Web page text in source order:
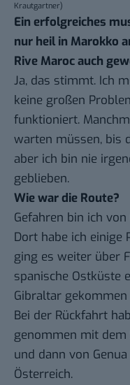
Krautgartner)
Ein erfolgreiches
nur heil in Marokko
Rive Maroc auch
Ja, das stimmt. Ich
keine großen
funktioniert.
warten müssen, bis
aber ich bin nie
geblieben.
Wie war die Route?
Gefahren bin ich
Dort habe ich einige
ging es weiter über
spanische Ostküste
Gibraltar gekommen
Bei der Rückfahrt
genommen mit dem
und dann von
Österreich.